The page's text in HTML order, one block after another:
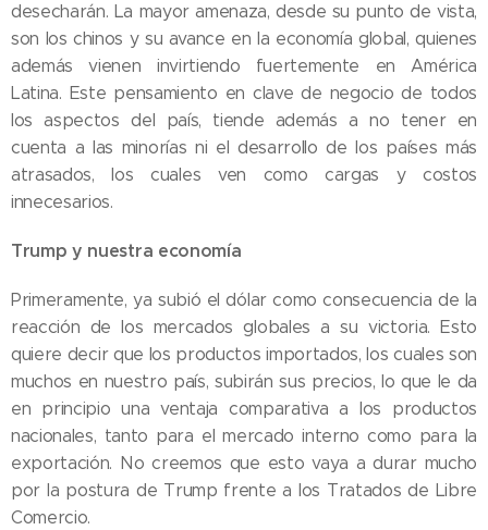
desecharán. La mayor amenaza, desde su punto de vista,
son los chinos y su avance en la economía global, quienes
además vienen invirtiendo fuertemente en América
Latina. Este pensamiento en clave de negocio de todos
los aspectos del país, tiende además a no tener en
cuenta a las minorías ni el desarrollo de los países más
atrasados, los cuales ven como cargas y costos
innecesarios.
Trump y nuestra economía
Primeramente, ya subió el dólar como consecuencia de la
reacción de los mercados globales a su victoria. Esto
quiere decir que los productos importados, los cuales son
muchos en nuestro país, subirán sus precios, lo que le da
en principio una ventaja comparativa a los productos
nacionales, tanto para el mercado interno como para la
exportación. No creemos que esto vaya a durar mucho
por la postura de Trump frente a los Tratados de Libre
Comercio.